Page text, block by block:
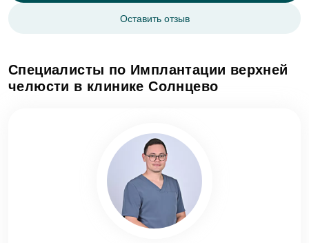
Оставить отзыв
Специалисты по Имплантации верхней
челюсти в клинике Солнцево